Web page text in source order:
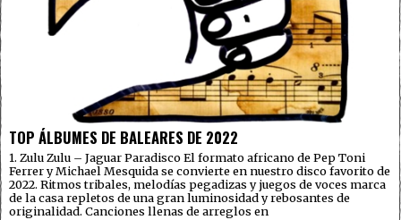
TOP ÁLBUMES DE BALEARES DE 2022
1. Zulu Zulu – Jaguar Paradisco El formato africano de Pep Toni
Ferrer y Michael Mesquida se convierte en nuestro disco favorito de
2022. Ritmos tribales, melodías pegadizas y juegos de voces marca
de la casa repletos de una gran luminosidad y rebosantes de
originalidad. Canciones llenas de arreglos en